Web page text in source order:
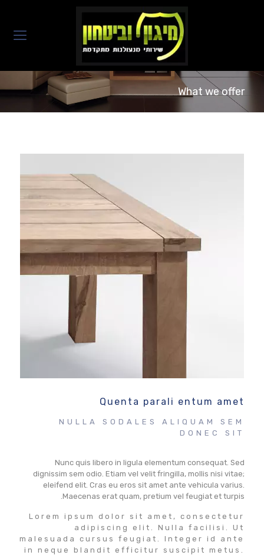
What we offer
Quenta parali entum amet
NULLA SODALES ALIQUAM SEM
DONEC SIT
Nunc quis libero in ligula elementum consequat. Sed
dignissim sem odio. Etiam vel velit fringilla, mollis nisi vitae;
eleifend elit. Cras eu eros sit amet ante vehicula varius.
Maecenas erat quam, pretium vel feugiat et turpis.
Lorem ipsum dolor sit amet, consectetur
adipiscing elit. Nulla facilisi. Ut
malesuada cursus feugiat. Integer id ante
in neque blandit efficitur suscipit metus.